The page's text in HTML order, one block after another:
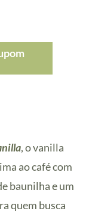
, o vanilla
ao café com
baunilha e um
quem busca